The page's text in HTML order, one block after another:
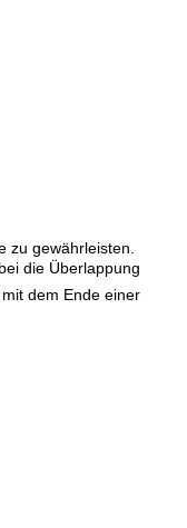
zu gewährleisten.
die Überlappung
mit dem Ende einer